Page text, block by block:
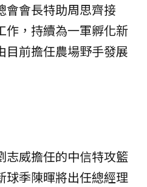
會會長特助周思齊接
作，持續為一軍孵化新
目前擔任農場野手發展
志威擔任的中信特攻籃
球季陳暉將出任總經理